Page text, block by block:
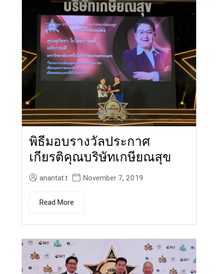
พิธีมอบรางวัลประกาศ
เกียรติคุณบริษัทเกษียณสุข
anantat.t November 7, 2019
Read More